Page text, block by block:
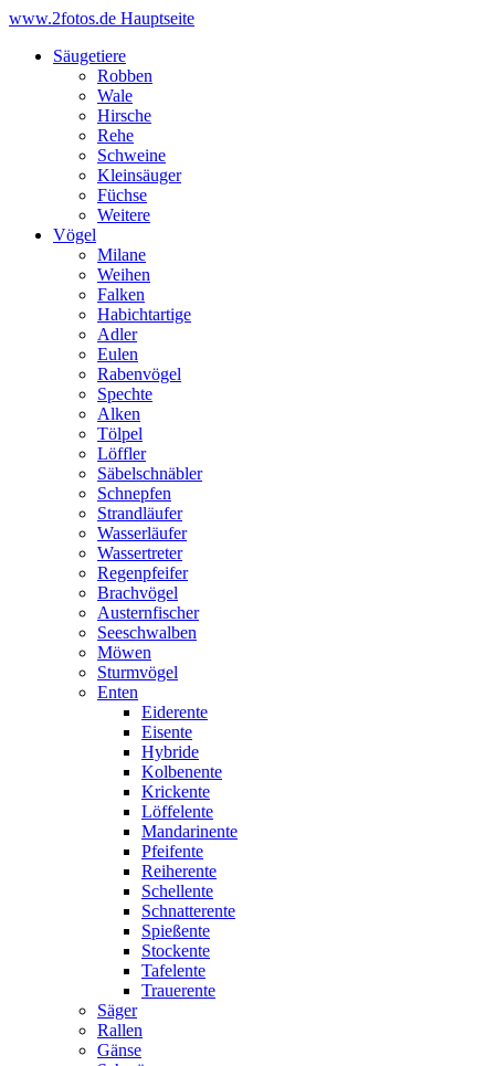
www.2fotos.de Hauptseite
Säugetiere
Robben
Wale
Hirsche
Rehe
Schweine
Kleinsäuger
Füchse
Weitere
Vögel
Milane
Weihen
Falken
Habichtartige
Adler
Eulen
Rabenvögel
Spechte
Alken
Tölpel
Löffler
Säbelschnäbler
Schnepfen
Strandläufer
Wasserläufer
Wassertreter
Regenpfeifer
Brachvögel
Austernfischer
Seeschwalben
Möwen
Sturmvögel
Enten
Eiderente
Eisente
Hybride
Kolbenente
Krickente
Löffelente
Mandarinente
Pfeifente
Reiherente
Schellente
Schnatterente
Spießente
Stockente
Tafelente
Trauerente
Säger
Rallen
Gänse